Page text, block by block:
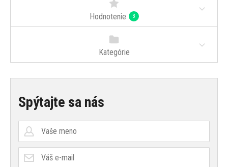
Hodnotenie 3
Kategórie
Spýtajte sa nás